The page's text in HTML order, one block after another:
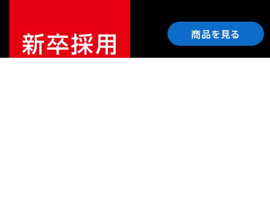
商品を見る